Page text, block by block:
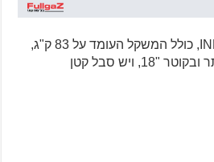
גם כאן הנתונים זהים ל-INK, כולל המשקל העומד על 83 ק"ג,
אולם הגלגלים רחבים יותר ובקוטר "18, ויש סבל קטן